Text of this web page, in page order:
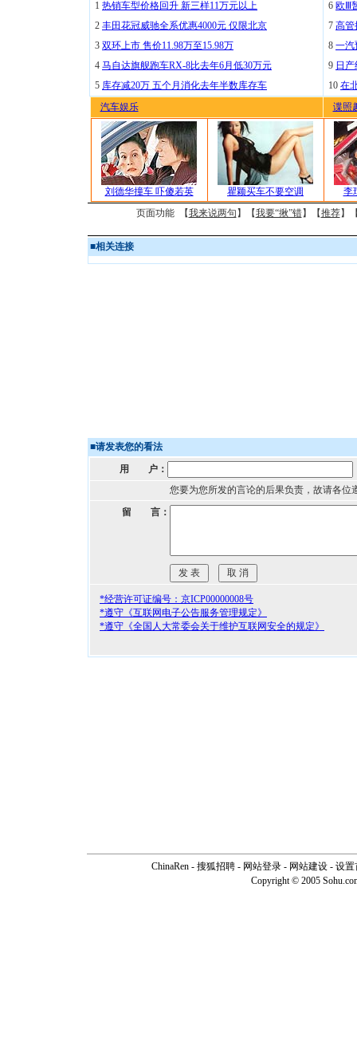
1 热销车型价格回升 新三样11万元以上
2 丰田花冠威驰全系优惠4000元 仅限北京
3 双环上市 售价11.98万至15.98万
4 马自达旗舰跑车RX-8比去年6月低30万元
5 库存减20万 五个月消化去年半数库存车
6 欧Ⅲ
7 高管
8 一汽
9 日
10 在
汽车娱乐
谍照
刘德华撞车 吓傻若英 瞿颖买车不要空调
李
页面功能 【我来说两句 】【我要“揪”错】【推荐】
■相关连接
■请发表您的看法
用 户：
您要为您所发的言论的后果负责，故请各位
留 言：
*经营许可证编号：京ICP00000008号
*遵守《互联网电子公告服务管理规定》
*遵守《全国人大常委会关于维护互联网安全的规定》
ChinaRen - 搜狐招聘 - 网站登录 - 网站建设 - 设置
Copyright © 2005